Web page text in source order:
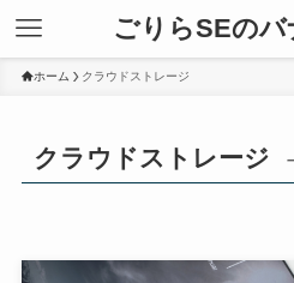
ごりらSEの
ホーム クラウドストレージ
クラウドストレージ